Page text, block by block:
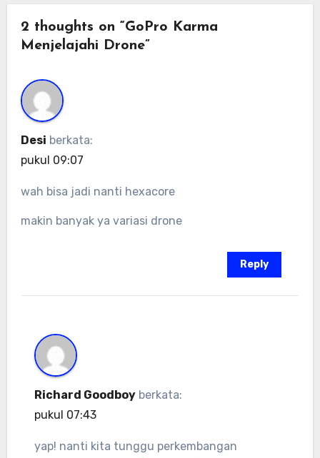
2 thoughts on “GoPro Karma
Menjelajahi Drone”
Desi berkata:
pukul 09:07
wah bisa jadi nanti hexacore
makin banyak ya variasi drone
Reply
Richard Goodboy berkata:
pukul 07:43
yap! nanti kita tunggu perkembangan